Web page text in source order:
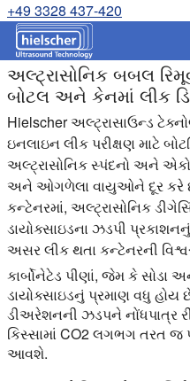
+49 3328 437-420
અલ્ટ્રાસોનિક બબલ
બોટલ અને કેનમાં લીક
Hielscher અલ્ટ્રાસાઉન્ડ
ઇનલાઇન લીક પરીક્ષણ માટે
અલ્ટ્રાસોનિક સ્પંદનો અને
અને ઓગળેલા વાયુઓને દૂર કરે છે.
કન્ટેનરમાં, અલ્ટ્રાસોનિક
ડાયોક્સાઇડના ઝડપી
અસર લીક થતા કન્ટેનરની
કાર્બોનેટેડ પીણાં, જેમ કે સોડા
ડાયોક્સાઇડનું પ્રમાણ વધુ
ડીઅરેશનની ઝડપને નોંધપાત્ર
કિસ્સામાં CO2 લગભગ તરત જ
આવશે.